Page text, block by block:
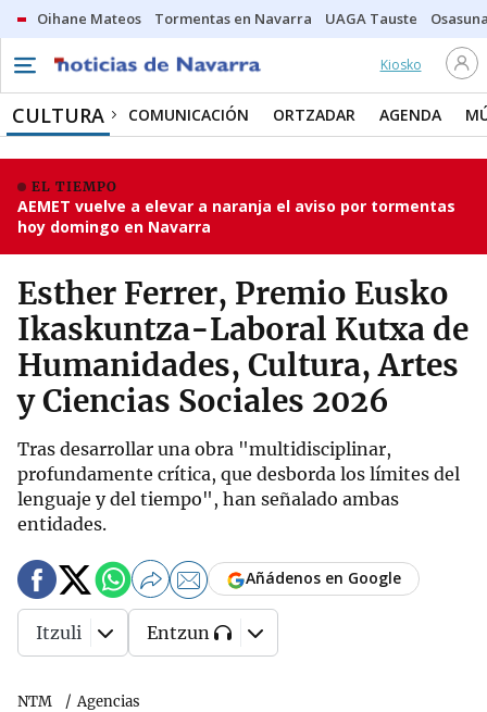
Oihane Mateos Tormentas en Navarra UAGA Tauste
Kiosko
CULTURA COMUNICACIÓN ORTZADAR AGENDA
EL TIEMPO
AEMET vuelve a elevar a naranja el aviso por tormentas
hoy domingo en Navarra
Esther Ferrer, Premio Eusko
Ikaskuntza-Laboral Kutxa de
Humanidades, Cultura, Artes
y Ciencias Sociales 2026
Tras desarrollar una obra "multidisciplinar,
profundamente crítica, que desborda los límites del
lenguaje y del tiempo", han señalado ambas
entidades.
NTM Agencias
Añádenos en Google
Itzuli Entzun